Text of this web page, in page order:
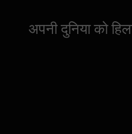
अपनी दुनिया को